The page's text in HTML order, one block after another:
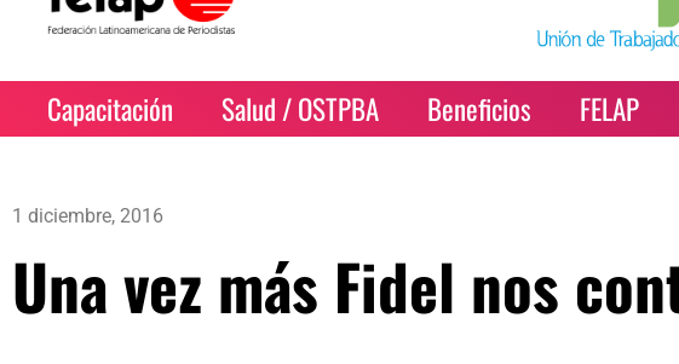
Capacitación Salud / OSTPBA Beneficios FELAP
1 diciembre, 2016
Una vez más Fidel nos